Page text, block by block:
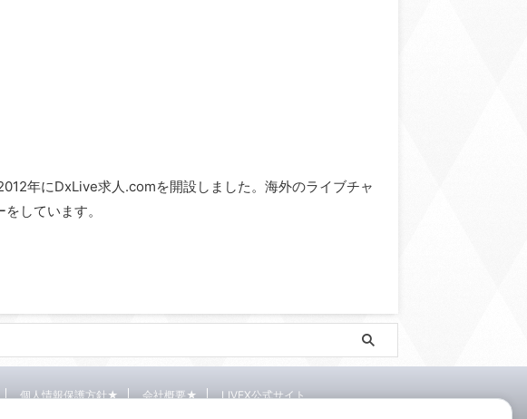
年にDxLive求人.comを開設しました。海外のライブチャ
しています。
個人情報保護方針★ 会社概要★ LIVEX公式サイト